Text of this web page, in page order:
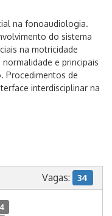
na fonoaudiologia.
do sistema
na motricidade
e principais
Procedimentos de
interdisciplinar na
Vagas: 34